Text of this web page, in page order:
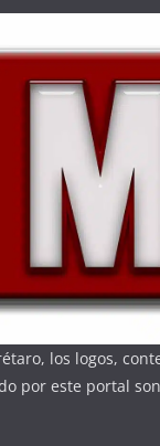
los logos,
por este portal